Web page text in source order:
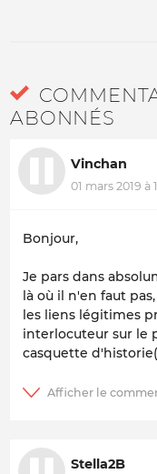
ABONNÉS
Vinchan
01 mars 2019 à
Bonjour,
Je pars dans
là où il n'en faut
les liens légitimes
interlocuteur sur le
casquette
Stella2B